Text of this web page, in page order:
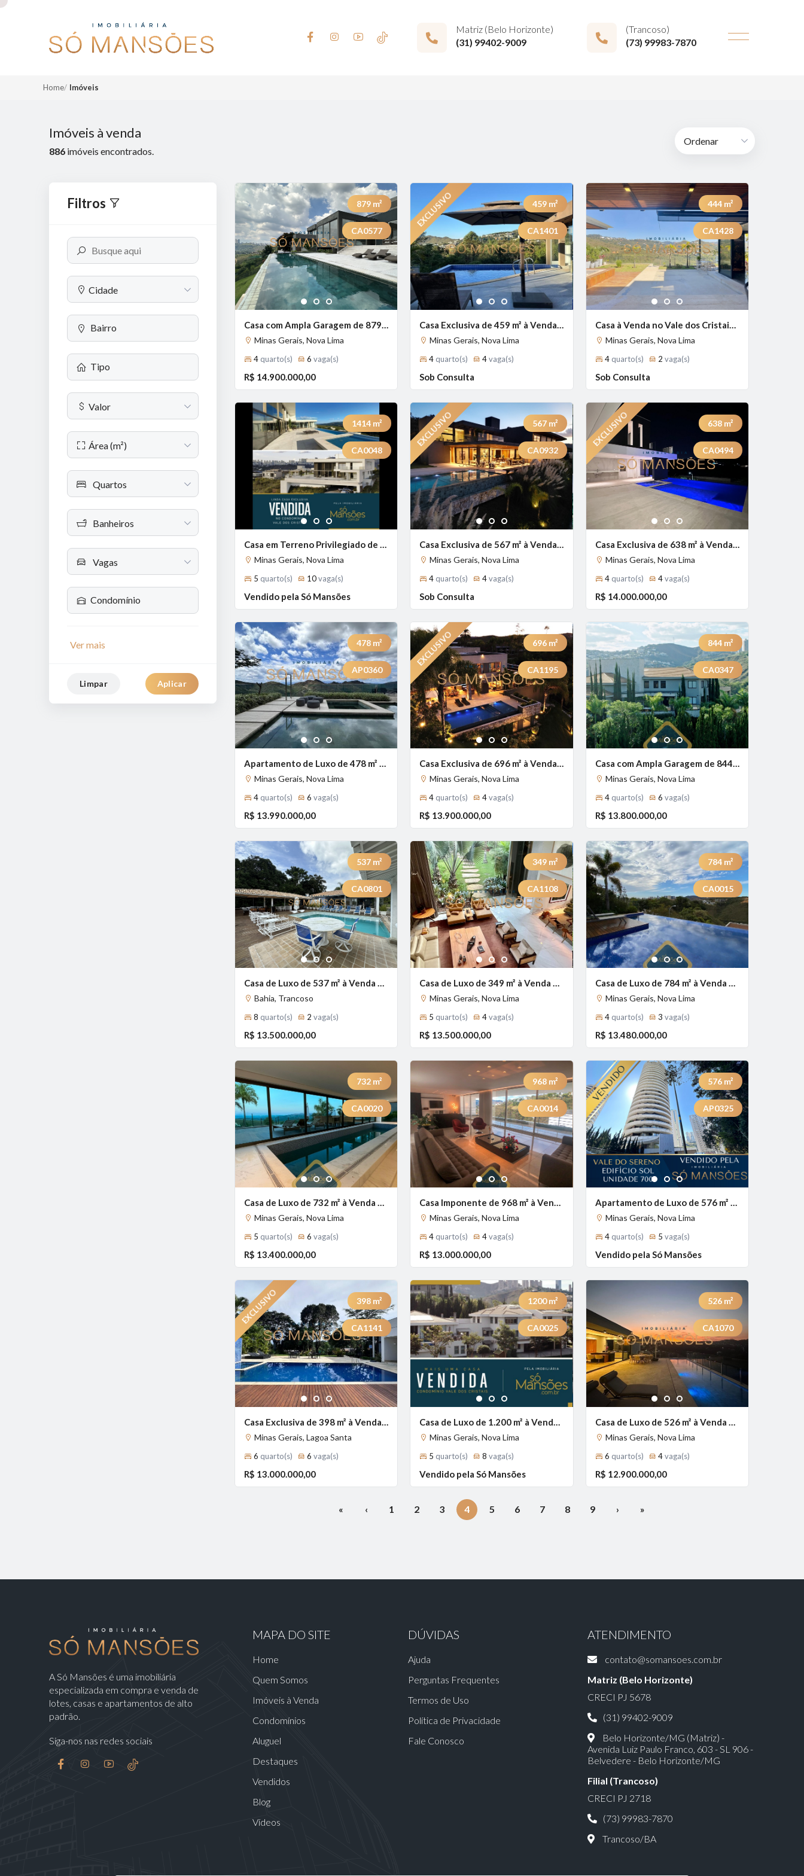
Matriz (Belo Horizonte)
(31) 99402-9009
(Trancoso)
(73) 99983-7870
Home Imóveis
Imóveis à venda
886 imóveis encontrados.
Filtros
Cidade
Valor
Área (m²)
Quartos
Banheiros
Vagas
Ver mais
Limpar Aplicar
Previous Next
1 2 3
879 m²
CA0577
Casa com Ampla Garagem de 879 m² à Venda com 4 Suítes e Vista Panorâmica no Vale dos Cristais, Nova Lima - MG
Minas Gerais, Nova Lima
4 quarto(s) 6 vaga(s)
R$ 14.900.000,00
Previous Next
1 2 3
459m²
CA1401
Casa Exclusiva de 459 m² à Venda com 4 Suítes e Vista Definitiva no Vale dos Cristais, Nova Lima - MG
Minas Gerais, Nova Lima
4 quarto(s) 4vaga(s)
Sob Consulta
Previous
1 2 3
444m²
CA1428
Casa à Venda no Vale dos Cristais, Nova Lima — 445m², 4 Suítes, Elevador e Spa | Só Mansões.
Minas Gerais, Nova Lima
4quarto(s) 2 vaga(s)
Sob Consulta
Next
1 2 3
1414 m²
CA0048
Casa em Terreno Privilegiado de 1.414 m² à Venda com 4 Suítes e Vista Definitiva no Vale dos Cristais, Nova Lima - MG
Minas Gerais, Nova Lima
5 quarto(s) 10vaga(s)
Vendido pela Só Mansões
Previous Next
1 2 3
567m²
CA0932
Casa Exclusiva de 567 m² à Venda com 4 Suítes e Vista Espetacular no Vale dos Cristais, Nova Lima - MG
Minas Gerais, Nova Lima
4 quarto(s) 4vaga(s)
Sob Consulta
Previous
1 2 3
638m²
CA0494
Casa Exclusiva de 638 m² à Venda com 4 Suítes e Vista Deslumbrante no Vale dos Cristais, Nova Lima - MG
Minas Gerais, Nova Lima
4quarto(s) 4vaga(s)
R$ 14.000.000,00
Previous Next
1 2 3
478 m²
AP0360
Apartamento de Luxo de 478 m² à Venda com 4 Suítes e Lazer Completo no Vila da Serra, Nova Lima - MG
Minas Gerais, Nova Lima
4 quarto(s) 6 vaga(s)
R$ 13.990.000,00
Previous Next
1 2 3
696m²
CA1195
Casa Exclusiva de 696 m² à Venda com 4 Suítes e Vista Deslumbrante no Vale dos Cristais, Nova Lima - MG
Minas Gerais, Nova Lima
4 quarto(s) 4vaga(s)
R$ 13.900.000,00
Previous
1 2 3
844m²
CA0347
Casa com Ampla Garagem de 844 m² à Venda com 4 Suítes e Vista Definitiva no Vale dos Cristais, Nova Lima - MG
Minas Gerais, Nova Lima
4quarto(s) 6 vaga(s)
R$ 13.800.000,00
Next
1 2 3
537 m²
CA0801
Casa de Luxo de 537 m² à Venda com 6 Suítes e Espaço Gourmet no Condomínio Terravista - Trancoso/BA, Trancoso - BA
Bahia, Trancoso
8 quarto(s) 2 vaga(s)
R$ 13.500.000,00
Previous Next
1 2 3
349m²
CA1108
Casa de Luxo de 349 m² à Venda com 5 Suítes e Piscina Aquecida no Bosque da Ribeira, Nova Lima - MG
Minas Gerais, Nova Lima
5 quarto(s) 4vaga(s)
R$ 13.500.000,00
Previous
1 2 3
784m²
CA0015
Casa de Luxo de 784 m² à Venda com 4 Suítes e Espaço Gourmet no Vale dos Cristais, Nova Lima - MG
Minas Gerais, Nova Lima
4quarto(s) 3 vaga(s)
R$ 13.480.000,00
Previous Next
1 2 3
732 m²
CA0020
Casa de Luxo de 732 m² à Venda com 5 Suítes e Vista Panorâmica no Vale dos Cristais, Nova Lima - MG
Minas Gerais, Nova Lima
5 quarto(s) 6 vaga(s)
R$ 13.400.000,00
Previous Next
1 2 3
968m²
CA0014
Casa Imponente de 968 m² à Venda com 4 Suítes e Piscina Aquecida no Condomínio Vale dos Cristais, Nova Lima - MG
Minas Gerais, Nova Lima
4 quarto(s) 4vaga(s)
R$ 13.000.000,00
Previous
1 2 3
576m²
AP0325
Apartamento de Luxo de 576 m² à Venda com 4 Suítes e Vista Panorâmica no Vale do Sereno, Nova Lima - MG
Minas Gerais, Nova Lima
4quarto(s) 5 vaga(s)
Vendido pela Só Mansões
Previous Next
1 2 3
398 m²
CA1141
Casa Exclusiva de 398 m² à Venda com 3 Suítes e Piscina Aquecida no Condomínio Estância das Amendoeiras, Lagoa Santa - MG
Minas Gerais, Lagoa Santa
6 quarto(s) 6 vaga(s)
R$ 13.000.000,00
Previous Next
1 2 3
1200m²
CA0025
Casa de Luxo de 1.200 m² à Venda com 5 Suítes e Piscina com Borda Infinita no Vale dos Cristais, Nova Lima - MG
Minas Gerais, Nova Lima
5 quarto(s) 8 vaga(s)
Vendido pela Só Mansões
Previous
1 2 3
526m²
CA1070
Casa de Luxo de 526 m² à Venda com 5 Suítes e Vista Panorâmica no Vale dos Cristais, Nova Lima - MG
Minas Gerais, Nova Lima
6 quarto(s) 4vaga(s)
R$ 12.900.000,00
« ‹ 1 2 3 4(current)
5 6 7 8 9 › »
A Só Mansões é uma imobiliária
especializada em compra e venda de
lotes, casas e apartamentos de alto
padrão.
Siga-nos nas redes sociais
MAPA DO SITE
Home
Quem Somos
Imóveis à Venda
Condomínios
Aluguel
Destaques
Vendidos
Blog
Vídeos
DÚVIDAS
Ajuda
Perguntas Frequentes
Termos de Uso
Política de Privacidade
Fale Conosco
ATENDIMENTO
contato@somansoes.com.br
Matriz (Belo Horizonte)
CRECI PJ 5678
(31) 99402-9009
Belo Horizonte/MG (Matriz) -
Avenida Luiz Paulo Franco, 603 - SL 906 -
Belvedere - Belo Horizonte/MG
Filial (Trancoso)
CRECI PJ 2718
(73) 99983-7870
Trancoso/BA